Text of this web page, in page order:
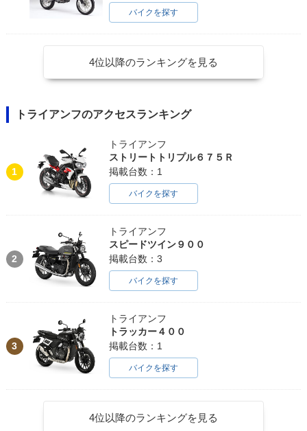
バイクを探す
4位以降のランキングを見る
トライアンフのアクセスランキング
1
トライアンフ
ストリートトリプル６７５Ｒ
掲載台数：1
バイクを探す
2
トライアンフ
スピードツイン９００
掲載台数：3
バイクを探す
3
トライアンフ
トラッカー４００
掲載台数：1
バイクを探す
4位以降のランキングを見る